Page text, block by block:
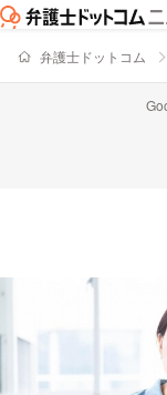
弁護士ドットコム